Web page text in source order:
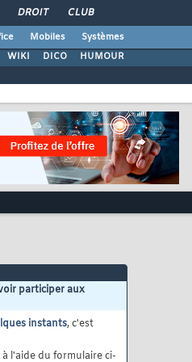
DROIT CLUB
Mobiles
Systèmes
WIKI DICO HUMOUR
participer aux
instants, c'est
l'aide du formulaire ci-